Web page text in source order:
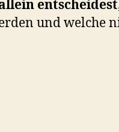
entscheidest
und welche